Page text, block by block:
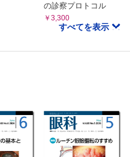
の診察プロトコル
￥3,300
すべてを表示